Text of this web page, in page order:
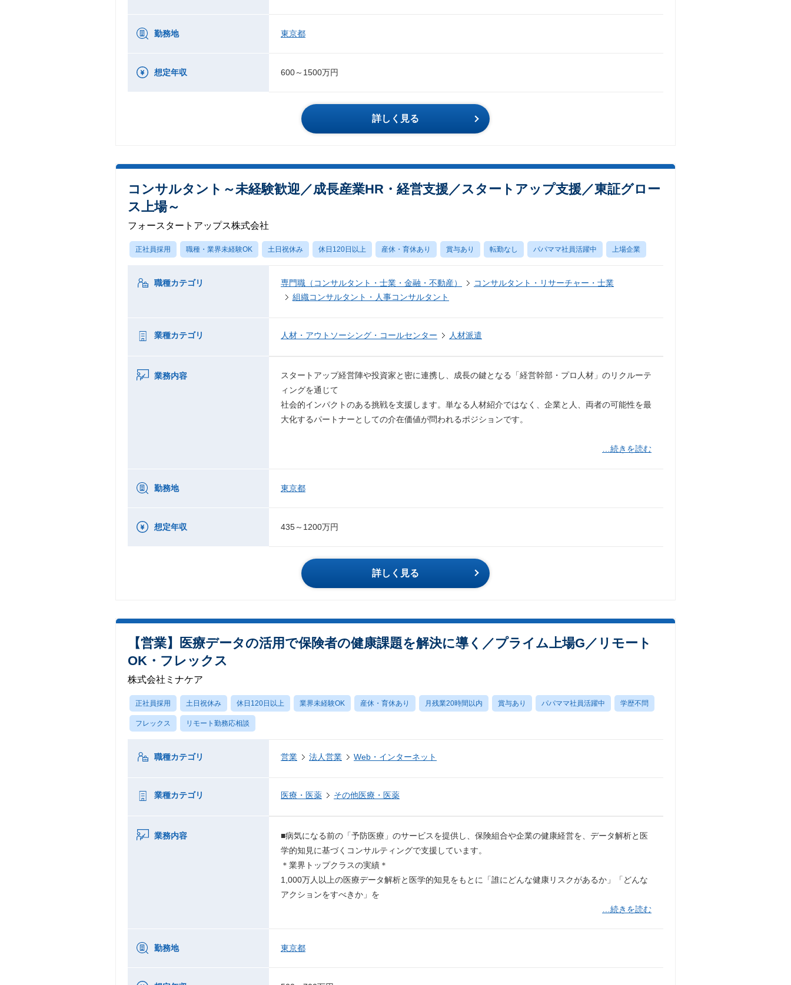
勤務地 東京都
想定年収 600～1500万円
詳しく見る
コンサルタント～未経験歓迎／成長産業HR・経営支援／スタートアップ支援／東証グロー
ス上場～
フォースタートアップス株式会社
正社員採用 職種・業界未経験OK 土日祝休み 休日120日以上 産休・育休あり 賞与あり 転勤なし パパママ社員活躍中 上場企業
職種カテゴリ 専門職（コンサルタント・士業・金融・不動産）
コンサルタント・リサーチャー・士業
組織コンサルタント・人事コンサルタント
業種カテゴリ 人材・アウトソーシング・コールセンター 人材派遣
業務内容
スタートアップ経営陣や投資家と密に連携し、成長の鍵となる「経営幹部・プロ人材」のリクルーテ
ィングを通じて
社会的インパクトのある挑戦を支援します。単なる人材紹介ではなく、企業と人、両者の可能性を最
大化するパートナーとしての介在価値が問われるポジションです。
…続きを読む
勤務地 東京都
想定年収 435～1200万円
詳しく見る
【営業】医療データの活用で保険者の健康課題を解決に導く／プライム上場G／リモート
OK・フレックス
株式会社ミナケア
正社員採用 土日祝休み 休日120日以上 業界未経験OK 産休・育休あり 月残業20時間以内 賞与あり パパママ社員活躍中 学歴不問
フレックス リモート勤務応相談
職種カテゴリ 営業 法人営業 Web・インターネット
業種カテゴリ 医療・医薬 その他医療・医薬
業務内容
■病気になる前の「予防医療」のサービスを提供し、保険組合や企業の健康経営を、データ解析と医
学的知見に基づくコンサルティングで支援しています。
＊業界トップクラスの実績＊
1,000万人以上の医療データ解析と医学的知見をもとに「誰にどんな健康リスクがあるか」「どんな
アクションをすべきか」を
…続きを読む
勤務地 東京都